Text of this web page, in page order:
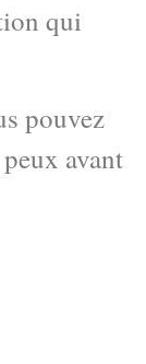
qui
pouvez
avant